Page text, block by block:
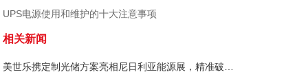
UPS电源使用和维护的十大注意事项
相关新闻
美世乐携定制光储方案亮相尼日利亚能源展，精准破解西非用电难题